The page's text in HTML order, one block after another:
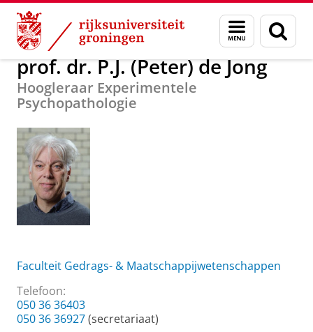
Skip
Content
Skip
Navigation
Menu
en
zoeken
Over ons prof. dr. P.J. (Peter) de Jong
prof. dr. P.J. (Peter) de Jong
Hoogleraar Experimentele
Psychopathologie
Faculteit Gedrags- & Maatschappijwetenschappen
Telefoon:
050 36 36403
050 36 36927(secretariaat)